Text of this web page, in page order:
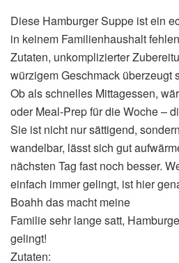
Diese Hamburger Suppe ist ein
in keinem Familienhaushalt
Zutaten, unkomplizierter
würzigem Geschmack überzeugt
Ob als schnelles Mittagessen,
oder Meal-Prep für die Woche –
Sie ist nicht nur sättigend,
wandelbar, lässt sich gut
nächsten Tag fast noch besser.
einfach immer gelingt, ist hier
Boahh das macht meine
Familie sehr lange satt,
gelingt!
Zutaten: